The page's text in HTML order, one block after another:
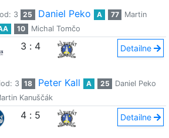
3 25 Daniel Peko A 77
Martin
10 Michal Tomčo
3 : 4 Detailne
3 18 Peter Kall A 25
Daniel Peko
Kanuščák
4 : 5 Detailne